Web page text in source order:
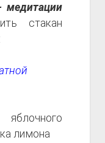
медитации
стакан
лимона